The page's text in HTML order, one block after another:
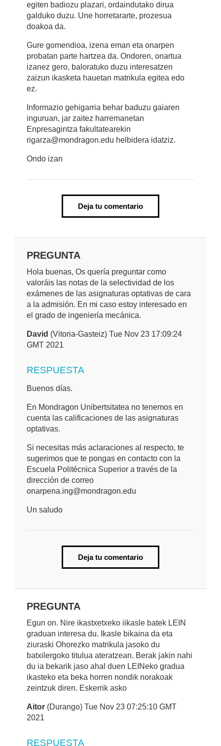
egiten badiozu plazari, ordaindutako dirua
galduko duzu. Une horretararte, prozesua
doakoa da.
Gure gomendioa, izena eman eta onarpen
probatan parte hartzea da. Ondoren, onartua
izanez gero, baloratuko duzu interesatzen
zaizun ikasketa hauetan matrikula egitea edo
ez.
Informazio gehigarria behar baduzu gaiaren
inguruan, jar zaitez harremanetan
Enpresagintza fakultatearekin
rigarza@mondragon.edu helbidera idatziz.
Ondo izan
Deja tu comentario
PREGUNTA
Hola buenas, Os quería preguntar como
valoráis las notas de la selectividad de los
exámenes de las asignaturas optativas de cara
a la admisión. En mi caso estoy interesado en
el grado de ingeniería mecánica.
David (Vitoria-Gasteiz) Tue Nov 23 17:09:24
GMT 2021
RESPUESTA
Buenos días.
En Mondragon Unibertsitatea no tenemos en
cuenta las calificaciones de las asignaturas
optativas.
Si necesitas más aclaraciones al respecto, te
sugerimos que te pongas en contacto con la
Escuela Politécnica Superior a través de la
dirección de correo
onarpena.ing@mondragon.edu
Un saludo
Deja tu comentario
PREGUNTA
Egun on. Nire ikastxetxeko iikasle batek LEIN
graduan interesa du. Ikasle bikaina da eta
ziuraski Ohorezko matrikula jasoko du
batxilergoko titulua ateratzean. Berak jakin nahi
du ia bekarik jaso ahal duen LEINeko gradua
ikasteko eta beka horren nondik norakoak
zeintzuk diren. Eskerrik asko
Aitor (Durango) Tue Nov 23 07:25:10 GMT
2021
RESPUESTA